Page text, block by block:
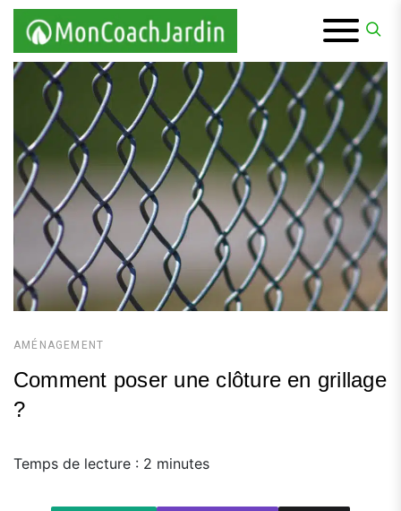
Skip
content
AMÉNAGEMENT
Comment poser une clôture en grillage
?
Temps de lecture : 2 minutes